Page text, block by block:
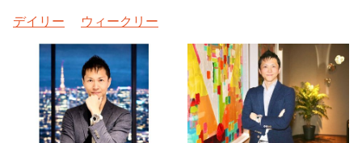
デイリー
ウィークリー